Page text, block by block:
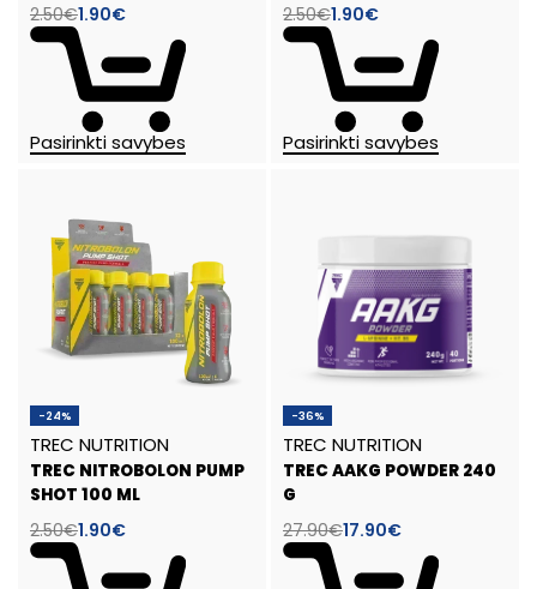
2.50€1.90€
Pasirinkti savybes
2.50€1.90€
Pasirinkti savybes
-24%
TREC NUTRITION
TREC NITROBOLON PUMP
SHOT 100 ML
2.50€1.90€
-36%
TREC NUTRITION
TREC AAKG POWDER 240
G
27.90€17.90€